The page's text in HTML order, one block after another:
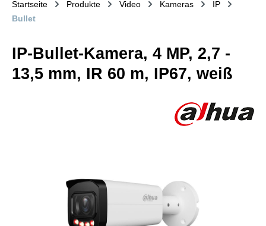
Startseite Produkte Video Kameras
IP
Bullet
IP-Bullet-Kamera, 4 MP, 2,7 -
13,5 mm, IR 60 m, IP67, weiß